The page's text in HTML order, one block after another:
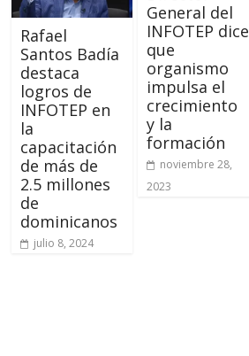
Rafael
Santos Badía
destaca
logros de
INFOTEP en
la
capacitación
de más de
2.5 millones
de
dominicanos
julio 8, 2024
General del
INFOTEP dice
que
organismo
impulsa el
crecimiento
y la
formación
noviembre 28,
2023